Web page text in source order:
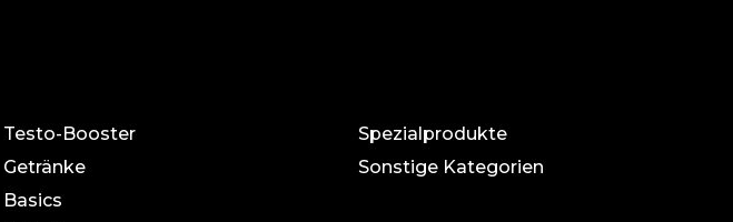
Testo-Booster
Getränke
Basics
Spezialprodukte
Sonstige Kategorien